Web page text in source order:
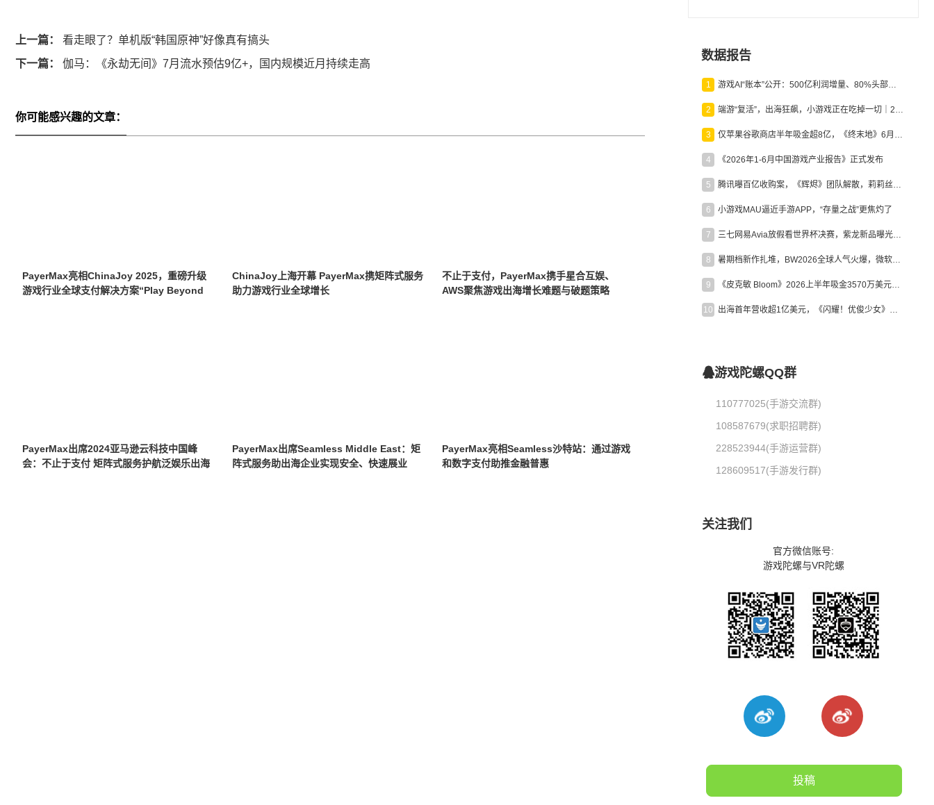
上一篇： 看走眼了？单机版“韩国原神”好像真有搞头
下一篇： 伽马：《永劫无间》7月流水预估9亿+，国内规模近月持续走高
你可能感兴趣的文章：
PayerMax亮相ChinaJoy 2025，重磅升级
游戏行业全球支付解决方案“Play Beyond
ChinaJoy上海开幕 PayerMax携矩阵式服务
助力游戏行业全球增长
不止于支付，PayerMax携手星合互娱、
AWS聚焦游戏出海增长难题与破题策略
PayerMax出席2024亚马逊云科技中国峰
会：不止于支付 矩阵式服务护航泛娱乐出海
PayerMax出席Seamless Middle East：矩
阵式服务助出海企业实现安全、快速展业
PayerMax亮相Seamless沙特站：通过游戏
和数字支付助推金融普惠
数据报告
1 游戏AI“账本”公开：500亿利润增量、80%头部入局，谁在闷声发财？
2 端游“复活”，出海狂飙，小游戏正在吃掉一切｜2026上半年产业报告
3 仅苹果谷歌商店半年吸金超8亿，《终末地》6月份收入显著回暖
4 《2026年1-6月中国游戏产业报告》正式发布
5 腾讯曝百亿收购案，《辉烬》团队解散，莉莉丝新作曝光｜陀螺周报
6 小游戏MAU逼近手游APP，“存量之战”更焦灼了
7 三七网易Avia放假看世界杯决赛，紫龙新品曝光，米哈游新作上线 | 陀螺周报
8 暑期档新作扎堆，BW2026全球人气火爆，微软XBOX大裁员|陀螺周报
9 《皮克敏 Bloom》2026上半年吸金3570万美元，中国台湾成最大市场
10 出海首年营收超1亿美元，《闪耀！优俊少女》美国市场占比达七成
游戏陀螺QQ群
110777025(手游交流群)
108587679(求职招聘群)
228523944(手游运营群)
128609517(手游发行群)
关注我们
官方微信账号:
游戏陀螺与VR陀螺
投稿